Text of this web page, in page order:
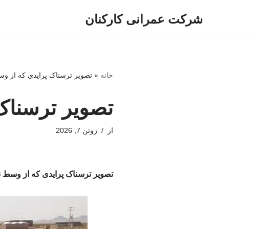
شرکت عمرانی کارکنان
خانه »تصویر ترسناک پرایدی که
تصویر
از ژوئن 7, 2026
تصویر ترسناک پرایدی که از